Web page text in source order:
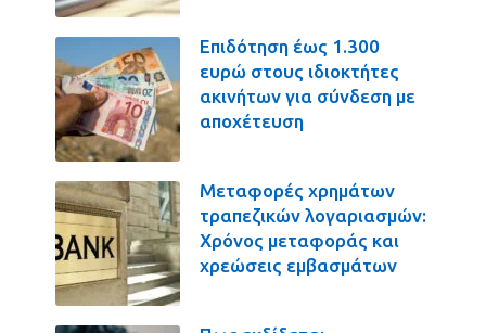
Επιδότηση έως 1.300
ευρώ στους ιδιοκτήτες
ακινήτων για σύνδεση με
αποχέτευση
Μεταφορές χρημάτων
τραπεζικών λογαριασμών:
Χρόνος μεταφοράς και
χρεώσεις εμβασμάτων